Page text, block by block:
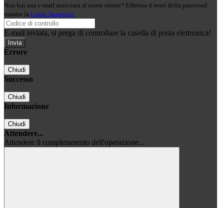
Non hai una e-mail associata al nome utente? Effettua il reset della password
tramite la Login Spaggiari
E-mail inviata, si prega di controllare la casella di posta elettronica!
Errore
Chiudi
Successo
Chiudi
Informazione
Chiudi
Attendere...
Attendere il completamento dell'operazione...